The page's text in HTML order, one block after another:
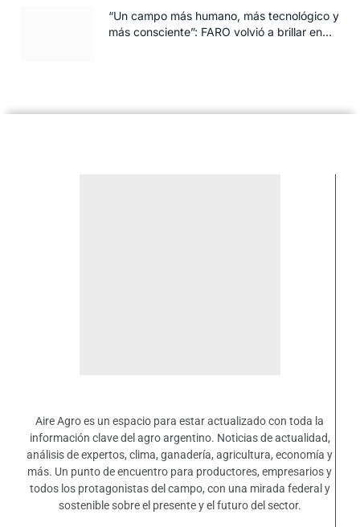
“Un campo más humano, más tecnológico y
más consciente”: FARO volvió a brillar en
Aire Agro es un espacio para estar actualizado con toda la
información clave del agro argentino. Noticias de actualidad,
análisis de expertos, clima, ganadería, agricultura, economía y
más. Un punto de encuentro para productores, empresarios y
todos los protagonistas del campo, con una mirada federal y
sostenible sobre el presente y el futuro del sector.